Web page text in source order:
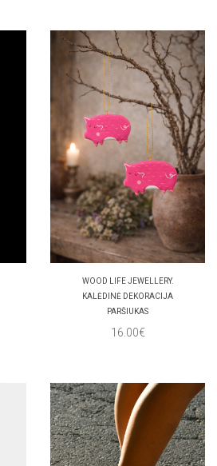
WOOD LIFE JEWELLERY.
KALĖDINĖ DEKORACIJA
PARŠIUKAS
16.00€